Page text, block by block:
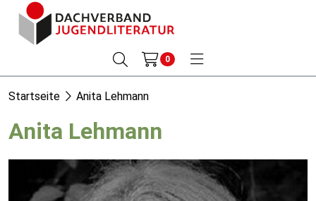
0
Startseite Anita Lehmann
Anita Lehmann